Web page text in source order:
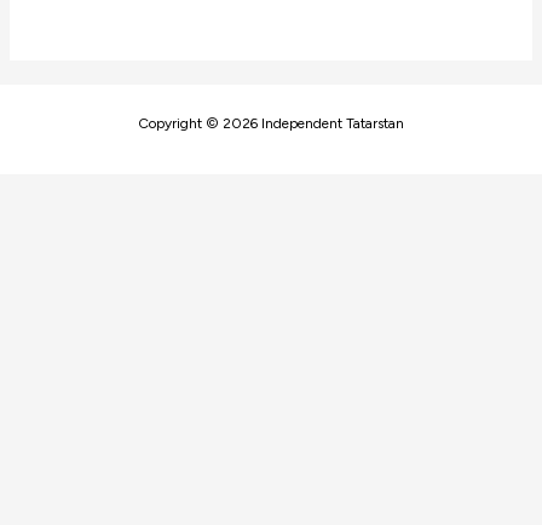
Copyright © 2026 Independent Tatarstan